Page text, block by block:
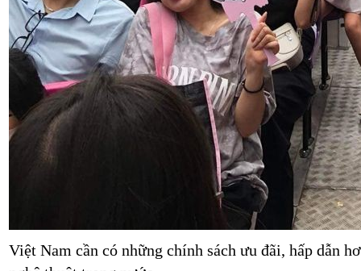
Việt Nam cần có những chính sách ưu đãi, hấp dẫn